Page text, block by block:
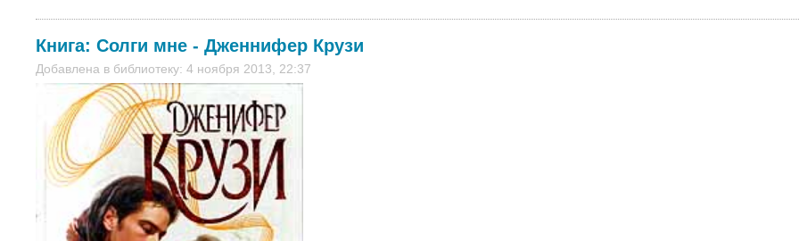
Книга:Солги мне -Дженнифер Крузи
Добавлена в библиотеку: 4 ноября 2013, 22:37